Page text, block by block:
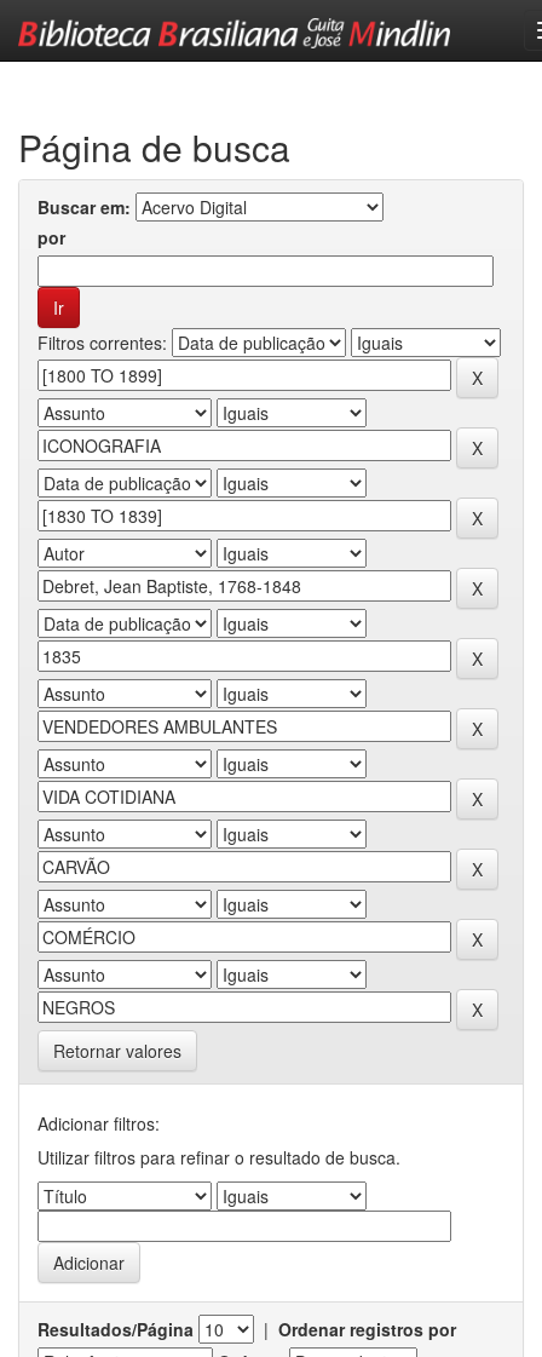
Página de busca
Buscar em:
por
Filtros correntes:
Retornar valores
Adicionar filtros:
Utilizar filtros para refinar o resultado de busca.
Resultados/Página | Ordenar registros por